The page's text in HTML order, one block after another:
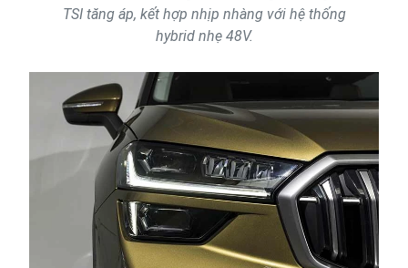
TSI tăng áp, kết hợp nhịp nhàng với hệ thống
hybrid nhẹ 48V.